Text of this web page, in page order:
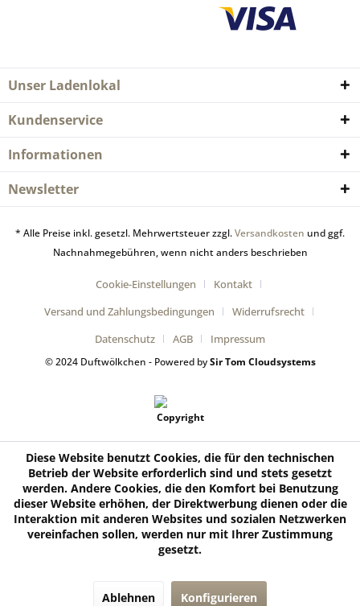
Unser Ladenlokal
Kundenservice
Informationen
Newsletter
* Alle Preise inkl. gesetzl. Mehrwertsteuer zzgl.Versandkosten und ggf.
Nachnahmegebühren, wenn nicht anders beschrieben
Cookie-Einstellungen
Kontakt
Versand und Zahlungsbedingungen
Widerrufsrecht
Datenschutz
AGB Impressum
© 2024 Duftwölkchen - Powered bySir Tom Cloudsystems
Diese Website benutzt Cookies, die für den technischen
Betrieb der Website erforderlich sind und stets gesetzt
werden. Andere Cookies, die den Komfort bei Benutzung
dieser Website erhöhen, der Direktwerbung dienen oder die
Interaktion mit anderen Websites und sozialen Netzwerken
vereinfachen sollen, werden nur mit Ihrer Zustimmung
gesetzt.
Ablehnen Konfigurieren